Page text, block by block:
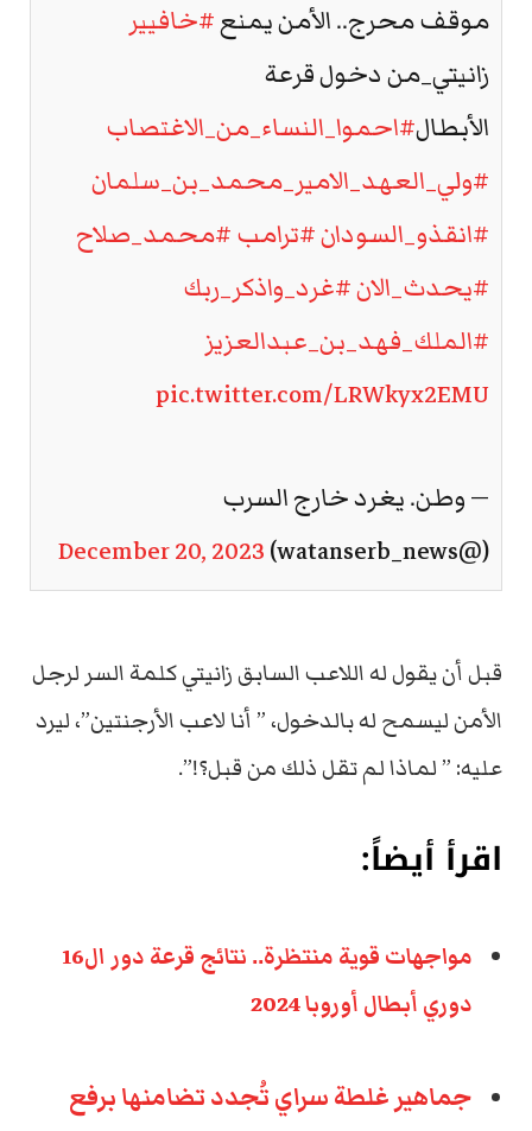
موقف محرج.. الأمن يمنع#خافيير
زانيتي_من دخول قرعة
الأبطال#احموا_النساء_من_الاغتصاب
#ولي_العهد_الامير_محمد_بن_سلمان
#انقذو_السودان#ترامب#محمد_صلاح
#يحدث_الان#غرد_واذكر_ربك
#الملك_فهد_بن_عبدالعزيز
pic.twitter.com/LRWkyx2EMU
— وطن. يغرد خارج السرب
(@watanserb_news)
December 20, 2023
قبل أن يقول له اللاعب السابق زانيتي كلمة السر لرجل
الأمن ليسمح له بالدخول، ” أنا لاعب الأرجنتين”، ليرد
عليه: ” لماذا لم تقل ذلك من قبل؟!”.
اقرأ أيضاً:
مواجهات قوية منتظرة.. نتائج قرعة دور ال16
دوري أبطال أوروبا 2024
جماهير غلطة سراي تُجدد تضامنها برفع